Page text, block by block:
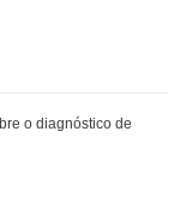
3 e compartilha foto
o diagnóstico de